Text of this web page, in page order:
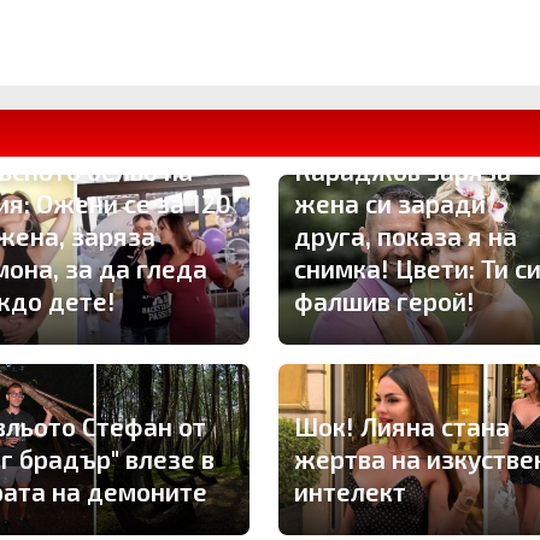
отмъщение!
бельо на
Ожени се за 120
заряза
за да гледа
дете!
Караджов заряза
жена си заради
друга, показа я на
снимка! Цвети: Ти си
фалшив герой!
Стефан от
брадър" влезе в
на демоните
Шок! Лияна стана
жертва на
интелект